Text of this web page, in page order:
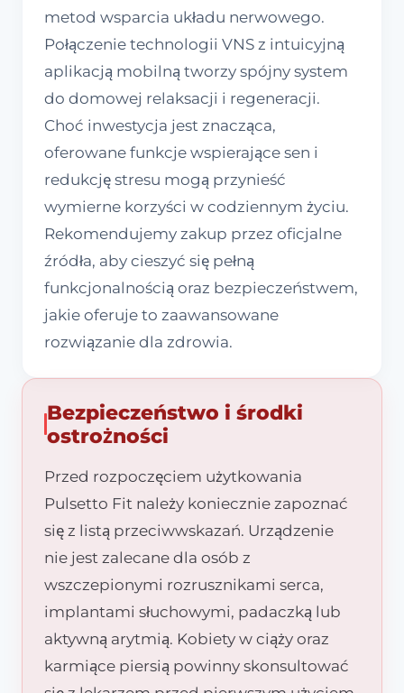
metod wsparcia układu nerwowego.
Połączenie technologii VNS z intuicyjną
aplikacją mobilną tworzy spójny system
do domowej relaksacji i regeneracji.
Choć inwestycja jest znacząca,
oferowane funkcje wspierające sen i
redukcję stresu mogą przynieść
wymierne korzyści w codziennym życiu.
Rekomendujemy zakup przez oficjalne
źródła, aby cieszyć się pełną
funkcjonalnością oraz bezpieczeństwem,
jakie oferuje to zaawansowane
rozwiązanie dla zdrowia.
Bezpieczeństwo i środki
ostrożności
Przed rozpoczęciem użytkowania
Pulsetto Fit należy koniecznie zapoznać
się z listą przeciwwskazań. Urządzenie
nie jest zalecane dla osób z
wszczepionymi rozrusznikami serca,
implantami słuchowymi, padaczką lub
aktywną arytmią. Kobiety w ciąży oraz
karmiące piersią powinny skonsultować